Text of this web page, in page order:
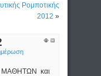
Ρομποτικής
2012 »
ΜΑΘΗΤΩΝ και